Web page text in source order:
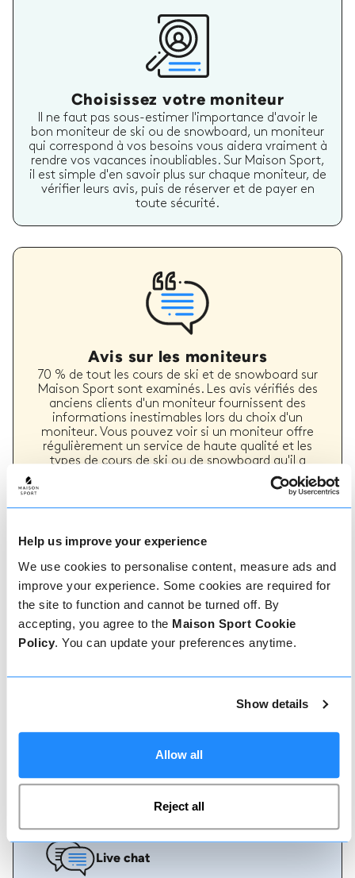
Help us improve your experience
We use cookies to personalise content, measure ads and
improve your experience. Some cookies are required for
the site to function and cannot be turned off. By
accepting, you agree to the Maison Sport Cookie
Policy. You can update your preferences anytime.
Show details
Allow all
Reject all
Choisissez votre moniteur
Il ne faut pas sous-estimer l'importance d'avoir le
bon moniteur de ski ou de snowboard, un moniteur
qui correspond à vos besoins vous aidera vraiment à
rendre vos vacances inoubliables. Sur Maison Sport,
il est simple d'en savoir plus sur chaque moniteur, de
vérifier leurs avis, puis de réserver et de payer en
toute sécurité.
Avis sur les moniteurs
70 % de tout les cours de ski et de snowboard sur
Maison Sport sont examinés. Les avis vérifiés des
anciens clients d'un moniteur fournissent des
informations inestimables lors du choix d'un
moniteur. Vous pouvez voir si un moniteur offre
régulièrement un service de haute qualité et les
types de cours de ski ou de snowboard qu'il a
Comment réserver
Réserver avec nous ne pourrait pas être plus
simple, notre équipe amicale et experte est
instantanément en ligne ou parlez à notre équipe
si vous avez besoin d'aide.
Appelez-nous
Live chat